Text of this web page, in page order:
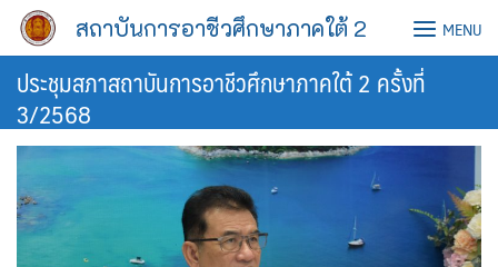
Skip
content
สถาบันการอาชีวศึกษาภาคใต้ 2 MENU
ประชุมสภาสถาบันการอาชีวศึกษาภาคใต้ 2 ครั้งที่
3/2568